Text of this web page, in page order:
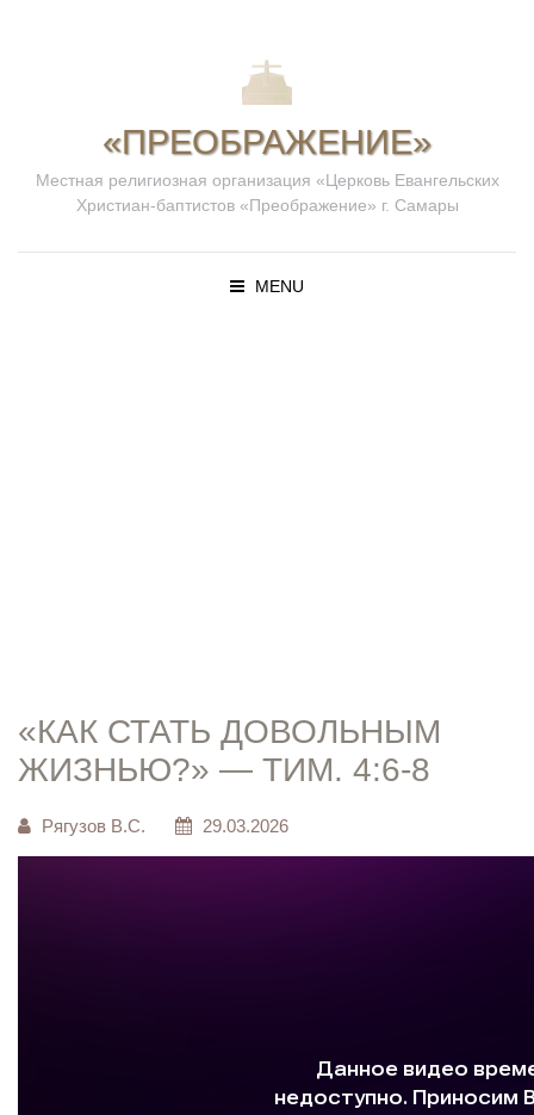
«ПРЕОБРАЖЕНИЕ»
Местная религиозная организация «Церковь Евангельских
Христиан-баптистов «Преображение» г. Самары
MENU
«КАК СТАТЬ ДОВОЛЬНЫМ
ЖИЗНЬЮ?» — ТИМ. 4:6-8
Рягузов В.С. 29.03.2026